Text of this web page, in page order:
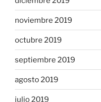
noviembre 2019
octubre 2019
septiembre 2019
agosto 2019
julio 2019